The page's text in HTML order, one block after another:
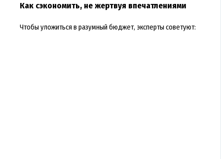
Как сэкономить, не жертвуя впечатлениями
Чтобы уложиться в разумный бюджет, эксперты советуют: